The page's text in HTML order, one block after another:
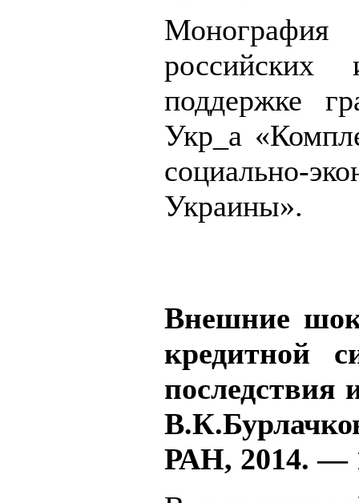
Монография
поддержке
Укр_а
социально-
Украины».
Внешние
кредитной
последствия
РАН, 2014. —